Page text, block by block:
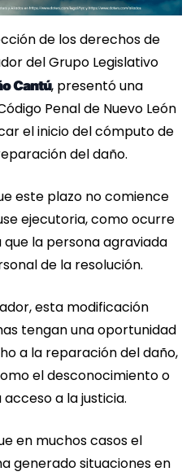
de los derechos de
del Grupo Legislativo
Cantú, presentó una
Penal de Nuevo León
el inicio del cómputo de
del daño.
este plazo no comience
ejecutoria, como ocurre
la persona agraviada
de la resolución.
esta modificación
tengan una oportunidad
a la reparación del daño,
el desconocimiento o
a la justicia.
en muchos casos el
generado situaciones en